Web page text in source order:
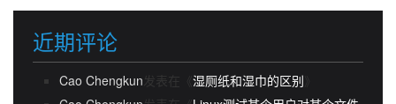
近期评论
Cao Chengkun发表在《 湿厕纸和湿巾的区别